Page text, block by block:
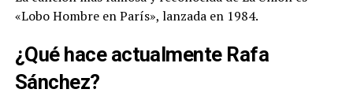
«Lobo Hombre en París», lanzada en 1984.
¿Qué hace actualmente Rafa
Sánchez?